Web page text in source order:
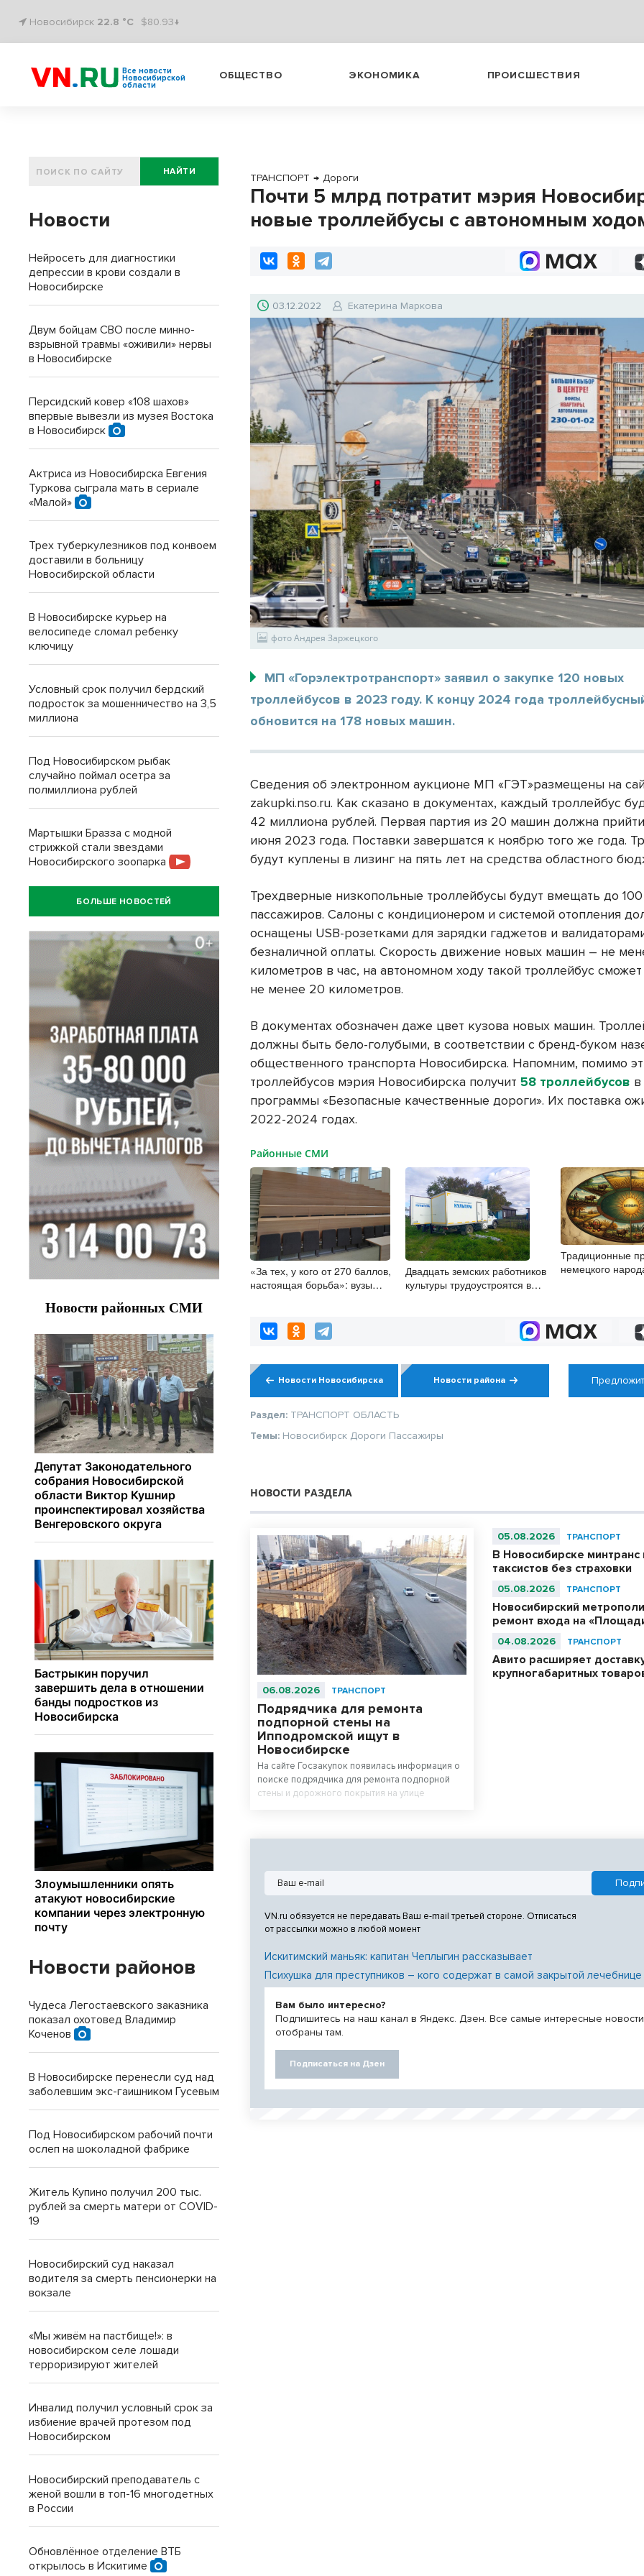
Новосибирск 22.8 °C $80.93↓
Все новости
Новосибирской
области
ОБЩЕСТВО ЭКОНОМИКА ПРОИСШЕСТВИЯ
ТРАНСПОРТ → Дороги
Почти 5 млрд потратит мэрия
новые троллейбусы с автономным
03.12.2022 Екатерина Маркова
фото Андрея Заржецкого
МП «Горэлектротранспорт» заявил о закупке 120 новых
троллейбусов в 2023 году. К концу 2024 года
обновится на 178 новых машин.
Сведения об электронном аукционе МП «ГЭТ»размещены на
zakupki.nso.ru. Как сказано в документах, каждый троллейбус
42 миллиона рублей. Первая партия из 20 машин должна
июня 2023 года. Поставки завершатся к ноябрю того же года.
будут куплены в лизинг на пять лет на средства областного
Трехдверные низкопольные троллейбусы будут вмещать до 100
пассажиров. Салоны с кондиционером и системой отопления
оснащены USB-розетками для зарядки гаджетов и
безналичной оплаты. Скорость движение новых машин – не
километров в час, на автономном ходу такой троллейбус
не менее 20 километров.
В документах обозначен даже цвет кузова новых машин.
должны быть бело-голубыми, в соответствии с бренд-буком
общественного транспорта Новосибирска. Напомним, помимо
троллейбусов мэрия Новосибирска получит58 троллейбусов
программы «Безопасные качественные дороги». Их поставка
2022-2024 годах.
Районные СМИ
«За тех, у кого от 270 баллов,
настоящая борьба»: вузы
высокобалльников перед
зачислением
Двадцать земских работников
культуры трудоустроятся в
Традиционные
немецкого
Новости Новосибирска Новости района
Раздел: ТРАНСПОРТ ОБЛАСТЬ
Темы: Новосибирск Дороги Пассажиры
НОВОСТИ РАЗДЕЛА
06.08.2026 ТРАНСПОРТ
Подрядчика для ремонта
подпорной стены на
Ипподромской ищут в
Новосибирске
На сайте Госзакупок появилась информация о
поиске подрядчика для ремонта подпорной
стены и дорожного покрытия на улице
05.08.2026 ТРАНСПОРТ
В Новосибирске минтранс
таксистов без страховки
05.08.2026 ТРАНСПОРТ
Новосибирский
ремонт входа на
04.08.2026 ТРАНСПОРТ
Авито расширяет
крупногабаритных
VN.ru обязуется не передавать Ваш e-mail третьей стороне. Отписаться
от рассылки можно в любой момент
Искитимский маньяк: капитан Чеплыгин рассказывает
Психушка для преступников – кого содержат в самой закрытой
Вам было интересно?
Подпишитесь на наш канал в Яндекс. Дзен. Все самые интересные новости
отобраны там.
Подписаться на Дзен
НАЙТИ
Новости
Нейросеть для диагностики
депрессии в крови создали в
Новосибирске
Двум бойцам СВО после минно-
взрывной травмы «оживили» нервы
в Новосибирске
Персидский ковер «108 шахов»
впервые вывезли из музея Востока
в Новосибирск
Актриса из Новосибирска Евгения
Туркова сыграла мать в сериале
«Малой»
Трех туберкулезников под конвоем
доставили в больницу
Новосибирской области
В Новосибирске курьер на
велосипеде сломал ребенку
ключицу
Условный срок получил бердский
подросток за мошенничество на 3,5
миллиона
Под Новосибирском рыбак
случайно поймал осетра за
полмиллиона рублей
Мартышки Бразза с модной
стрижкой стали звездами
Новосибирского зоопарка
БОЛЬШЕ НОВОСТЕЙ
Новости районов
Чудеса Легостаевского заказника
показал охотовед Владимир
Коченов
В Новосибирске перенесли суд над
заболевшим экс-гаишником Гусевым
Под Новосибирском рабочий почти
ослеп на шоколадной фабрике
Житель Купино получил 200 тыс.
рублей за смерть матери от COVID-
19
Новосибирский суд наказал
водителя за смерть пенсионерки на
вокзале
«Мы живём на пастбище!»: в
новосибирском селе лошади
терроризируют жителей
Инвалид получил условный срок за
избиение врачей протезом под
Новосибирском
Новосибирский преподаватель с
женой вошли в топ-16 многодетных
в России
Обновлённое отделение ВТБ
открылось в Искитиме